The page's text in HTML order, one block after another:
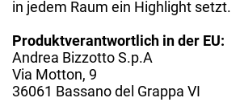
in jedem Raum ein Highlight setzt.
Produktverantwortlich in der EU:
Andrea Bizzotto S.p.A
Via Motton, 9
36061 Bassano del Grappa VI